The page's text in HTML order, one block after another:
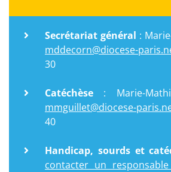
Secrétariat général :
mddecorn@diocese-
30
Catéchèse : Marie-
mmguillet@diocese-
40
Handicap, sourds et
contacter un